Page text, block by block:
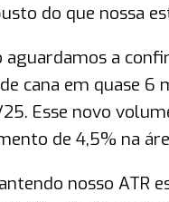
do que nossa
a
cana em quase 6
Esse novo
de 4,5% na
nosso